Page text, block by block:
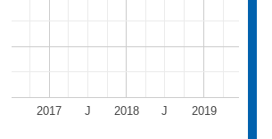
2017 2018 2019
J J